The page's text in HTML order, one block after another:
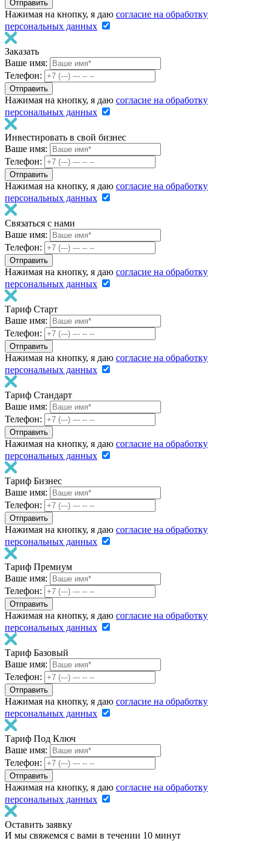
Нажимая на кнопку, я даю согласие на обработку
персональных данных
Заказать
Ваше имя:
Телефон:
Нажимая на кнопку, я даю согласие на обработку
персональных данных
Инвестировать в свой бизнес
Ваше имя:
Телефон:
Нажимая на кнопку, я даю согласие на обработку
персональных данных
Связаться с нами
Ваше имя:
Телефон:
Нажимая на кнопку, я даю согласие на обработку
персональных данных
Тариф Старт
Ваше имя:
Телефон:
Нажимая на кнопку, я даю согласие на обработку
персональных данных
Тариф Стандарт
Ваше имя:
Телефон:
Нажимая на кнопку, я даю согласие на обработку
персональных данных
Тариф Бизнес
Ваше имя:
Телефон:
Нажимая на кнопку, я даю согласие на обработку
персональных данных
Тариф Премиум
Ваше имя:
Телефон:
Нажимая на кнопку, я даю согласие на обработку
персональных данных
Тариф Базовый
Ваше имя:
Телефон:
Нажимая на кнопку, я даю согласие на обработку
персональных данных
Тариф Под Ключ
Ваше имя:
Телефон:
Нажимая на кнопку, я даю согласие на обработку
персональных данных
Оставить заявку
И мы свяжемся с вами в течении 10 минут